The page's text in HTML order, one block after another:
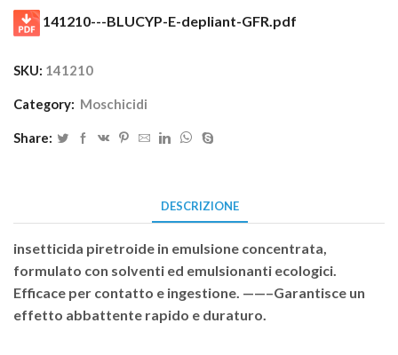
141210---BLUCYP-E-depliant-GFR.pdf
SKU: 141210
Category: Moschicidi
Share:
DESCRIZIONE
insetticida piretroide in emulsione concentrata,
formulato con solventi ed emulsionanti ecologici.
Efficace per contatto e ingestione. ——–Garantisce un
effetto abbattente rapido e duraturo.